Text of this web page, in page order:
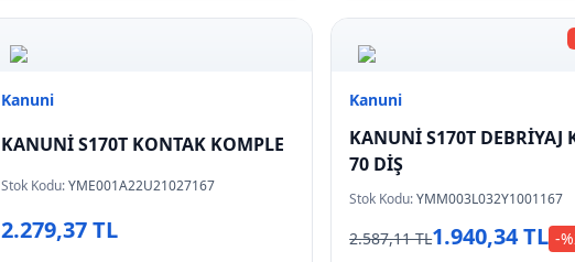
Kanuni
KANUNİ S170T KONTAK KOMPLE
Stok Kodu:YME001A22U21027167
2.279,37 TL
Kanuni
KANUNİ S170T DEBRİYAJ
70 DİŞ
Stok Kodu:YMM003L032Y1001167
2.587,11 TL1.940,34 TL -%